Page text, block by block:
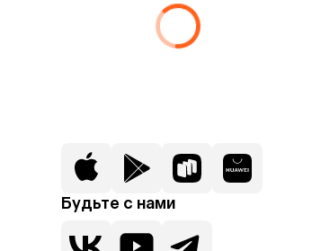
Будьте с нами